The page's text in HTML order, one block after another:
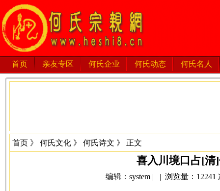
首页 亲友专区 何氏企业 何氏动态 何氏名人
首页 》 何氏文化 》 何氏诗文 》 正文
喜入川境口占[清
编辑：system | | 浏览量：12241